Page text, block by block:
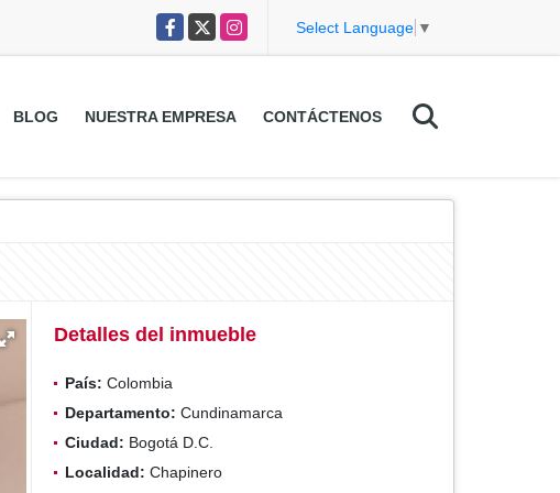
Facebook
X Instagram Select Language ▼
BLOG NUESTRA EMPRESA CONTÁCTENOS
Detalles del inmueble
País: Colombia
Departamento: Cundinamarca
Ciudad: Bogotá D.C.
Localidad: Chapinero